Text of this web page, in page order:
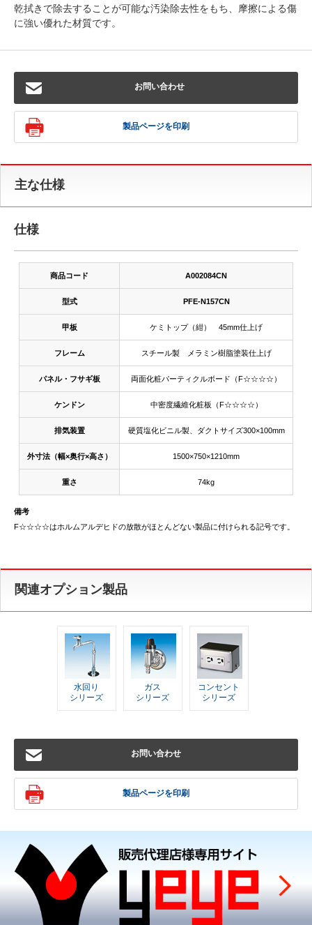
乾拭きで除去することが可能な汚染除去性をもち、摩擦による傷
に強い優れた材質です。
お問い合わせ
製品ページを印刷
主な仕様
仕様
商品コード A002084CN
型式 PFE-N157CN
甲板 ケミトップ（紺） 45mm仕上げ
フレーム スチール製 メラミン樹脂塗装仕上げ
パネル・フサギ板 両面化粧パーティクルボード（F☆☆☆☆）
ケンドン 中密度繊維化粧板（F☆☆☆☆）
排気装置 硬質塩化ビニル製、ダクトサイズ300×100mm
外寸法（幅×奥行×高さ） 1500×750×1210mm
重さ 74kg
備考
F☆☆☆☆はホルムアルデヒドの放散がほとんどない製品に付けられる記号です。
関連オプション製品
水回り
シリーズ
ガス
シリーズ
コンセント
シリーズ
お問い合わせ
製品ページを印刷